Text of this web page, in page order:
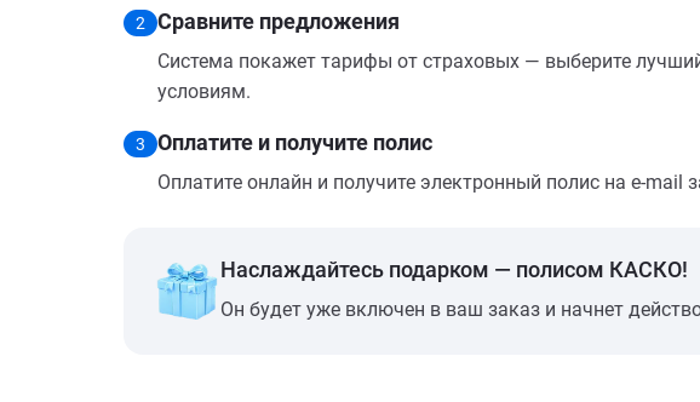
2 Сравните предложения
Система покажет тарифы от страховых — выберите
условиям.
3 Оплатите и получите полис
Оплатите онлайн и получите электронный полис на e-mail
Наслаждайтесь подарком — полисом КАСКО!
Он будет уже включен в ваш заказ и начнет